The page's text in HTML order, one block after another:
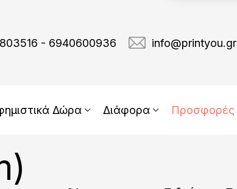
- 6940600936 info@printyou.gr
Δώρα Διάφορα Προσφορές